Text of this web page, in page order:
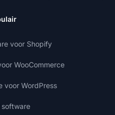
voor Shopify
WooCommerce
voor WordPress
software